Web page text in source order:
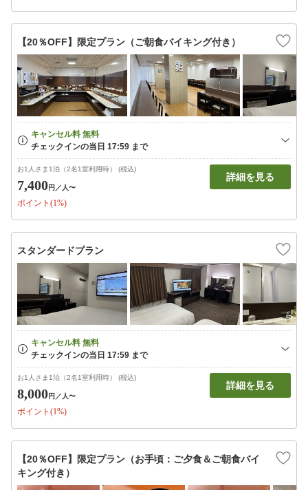
【20％OFF】限定プラン（ご朝食バイキング付き）
お1人さま1泊（2名1室利用時） (税込)
7,400円 ／人〜
ポイント(1%)
詳細を見る
スタンダードプラン
お1人さま1泊（2名1室利用時） (税込)
8,000円 ／人〜
ポイント(1%)
詳細を見る
【20％OFF】限定プラン（お手頃：ご夕食＆ご朝食バイ
キング付き）